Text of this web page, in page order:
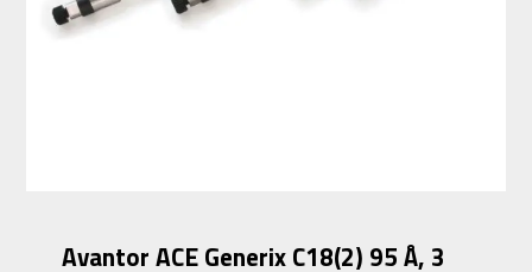
Avantor ACE Generix C18(2) 95 Å, 3